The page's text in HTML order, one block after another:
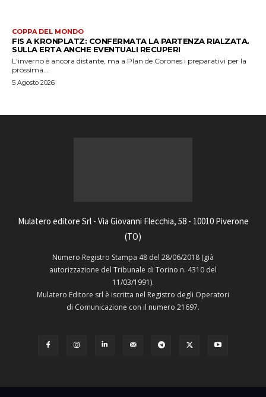
COPPA DEL MONDO
FIS A KRONPLATZ: CONFERMATA LA PARTENZA RIALZATA.
SULLA ERTA ANCHE EVENTUALI RECUPERI
L'inverno è ancora distante, ma a Plan de Corones i preparativi per la
prossima...
5 Agosto 2026
Mulatero editore Srl - Via Giovanni Flecchia, 58 - 10010 Piverone
(TO)
Numero Registro Stampa 48 del 28/06/2018 (già
autorizzazione del Tribunale di Torino n. 4310 del
11/03/1991).
Mulatero Editore srl è iscritta nel Registro degli Operatori
di Comunicazione con il numero 21697.